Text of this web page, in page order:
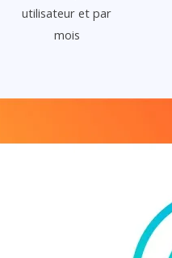
utilisateur et par
mois